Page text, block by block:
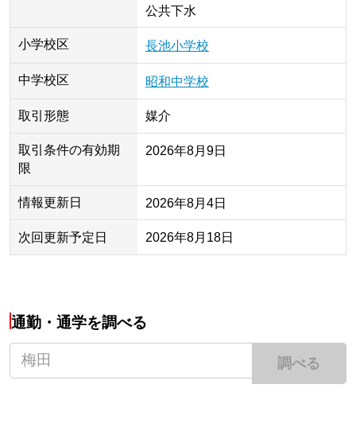
公共下水
小学校区 長池小学校
中学校区 昭和中学校
取引形態 媒介
取引条件の有効期
限
2026年8月9日
情報更新日 2026年8月4日
次回更新予定日 2026年8月18日
通勤・通学を調べる
調べる